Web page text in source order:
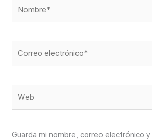
Guarda mi nombre, correo electrónico